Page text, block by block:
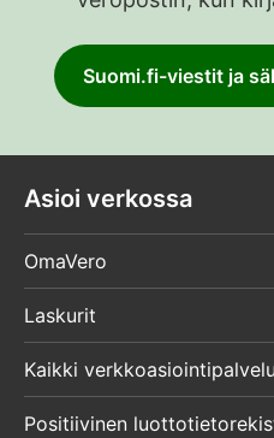
Suomi.fi-viestit ja
Asioi verkossa
OmaVero
Laskurit
Kaikki
Positiivinen